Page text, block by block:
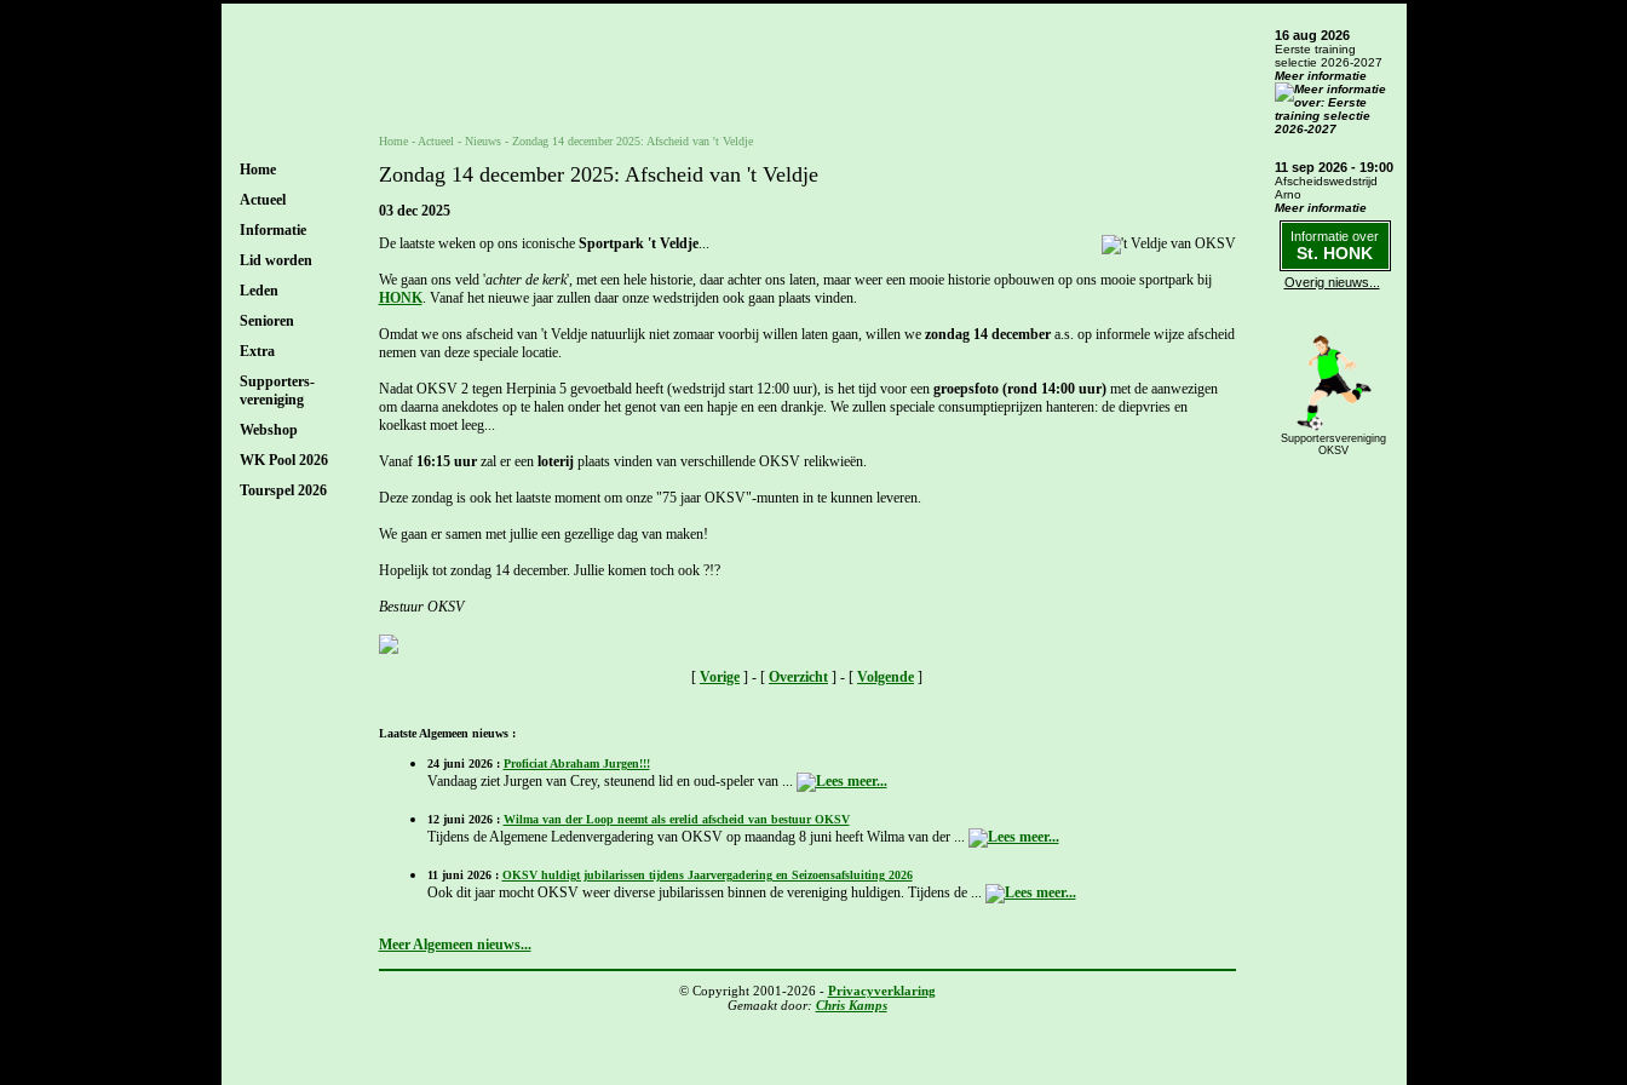
Home
Actueel
Informatie
Lid worden
Leden
Senioren
Extra
Supporters-
vereniging
Webshop
WK Pool 2026
Tourspel 2026
Home- Actueel - Nieuws- Zondag 14 december 2025: Afscheid van 't Veldje
Zondag 14 december 2025: Afscheid van 't Veldje
03 dec 2025
De laatste weken op ons iconische Sportpark 't Veldje...
We gaan ons veld 'achter de kerk', met een hele historie, daar achter ons laten, maar weer een mooie historie opbouwen op ons mooie sportpark bij
HONK. Vanaf het nieuwe jaar zullen daar onze wedstrijden ook gaan plaats vinden.
Omdat we ons afscheid van 't Veldje natuurlijk niet zomaar voorbij willen laten gaan, willen we zondag 14 decembera.s. op informele wijze afscheid
nemen van deze speciale locatie.
Nadat OKSV 2 tegen Herpinia 5 gevoetbald heeft (wedstrijd start 12:00 uur), is het tijd voor een groepsfoto (rond 14:00 uur)met de aanwezigen
om daarna anekdotes op te halen onder het genot van een hapje en een drankje. We zullen speciale consumptieprijzen hanteren: de diepvries en
koelkast moet leeg...
Vanaf 16:15 uurzal er een loterijplaats vinden van verschillende OKSV relikwieën.
Deze zondag is ook het laatste moment om onze "75 jaar OKSV"-munten in te kunnen leveren.
We gaan er samen met jullie een gezellige dag van maken!
Hopelijk tot zondag 14 december. Jullie komen toch ook ?!?
Bestuur OKSV
[ Vorige ] - [ Overzicht ] - [ Volgende ]
Laatste Algemeen nieuws :
24 juni 2026 : Proficiat Abraham Jurgen!!!
Vandaag ziet Jurgen van Crey, steunend lid en oud-speler van ...
12 juni 2026 : Wilma van der Loop neemt als erelid afscheid van bestuur OKSV
Tijdens de Algemene Ledenvergadering van OKSV op maandag 8 juni heeft Wilma van der ...
11 juni 2026 : OKSV huldigt jubilarissen tijdens Jaarvergadering en Seizoensafsluiting 2026
Ook dit jaar mocht OKSV weer diverse jubilarissen binnen de vereniging huldigen. Tijdens de ...
Meer Algemeen nieuws...
© Copyright 2001-2026 - Privacyverklaring
Gemaakt door: Chris Kamps
16 aug 2026
Eerste training
selectie 2026-2027
Meer informatie
11 sep 2026 - 19:00
Afscheidswedstrijd
Arno
Meer informatie
Informatie over
St. HONK
Overig nieuws...
Supportersvereniging
OKSV